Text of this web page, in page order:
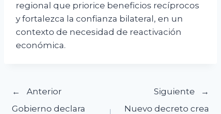
regional que priorice beneficios recíprocos
y fortalezca la confianza bilateral, en un
contexto de necesidad de reactivación
económica.
Navegación
Anterior
Gobierno declara
Siguiente
Nuevo decreto crea